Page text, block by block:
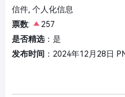
信件, 个人化信息
票数:
257
是否精选：是
发布时间 ：2024年12月28日